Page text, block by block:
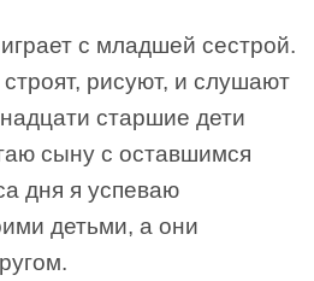
с младшей сестрой.
рисуют, и слушают
старшие дети
сыну с оставшимся
дня я успеваю
детьми, а они